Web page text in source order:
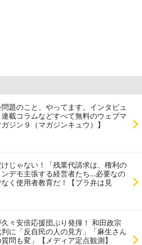
題のこと、やってます。インタビュ
載コラムなどすべて無料のウェブマ
ジン９（マガジンキュウ）】
じゃない！「残業代請求は、権利の
デモ主張する経営者たち...必要なの
く使用者教育だ！【ブラ弁は見
々安倍応援団ぶり発揮！ 和田政宗
に「反自民の人の見方」「麻生さん
問も変」【メディア定点観測】